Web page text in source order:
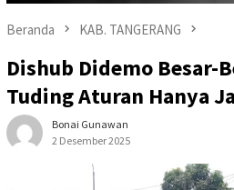
Beranda KAB. TANGERANG
Dishub Didemo Besar-
Tuding Aturan Hanya
Bonai Gunawan
2 Desember 2025